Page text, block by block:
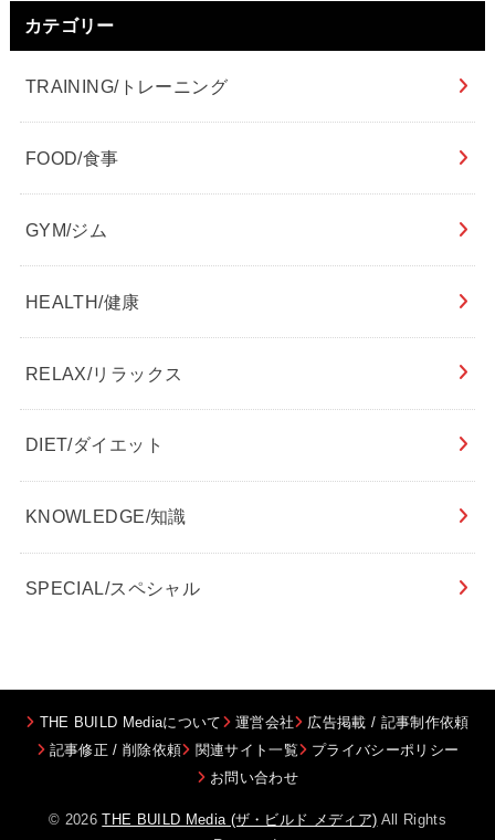
カテゴリー
TRAINING/トレーニング
FOOD/食事
GYM/ジム
HEALTH/健康
RELAX/リラックス
DIET/ダイエット
KNOWLEDGE/知識
SPECIAL/スペシャル
THE BUILD Mediaについて 運営会社
広告掲載 / 記事制作依頼
記事修正 / 削除依頼
関連サイト一覧
プライバシーポリシー
お問い合わせ
© 2026THE BUILD Media (ザ・ビルド メディア) All Rights